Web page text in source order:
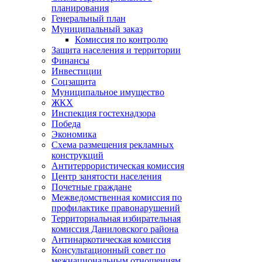
планирования
Генеральный план
Муниципальный заказ
Комиссия по контролю
Защита населения и территории
Финансы
Инвестиции
Соцзащита
Муниципальное имущество
ЖКХ
Инспекция гостехнадзора
Победа
Экономика
Схема размещения рекламных
конструкций
Антитеррористическая комиссия
Центр занятости населения
Почетные граждане
Межведомственная комиссия по
профилактике правонарушений
Территориальная избирательная
комиссия Даниловского района
Антинаркотическая комиссия
Консультационный совет по